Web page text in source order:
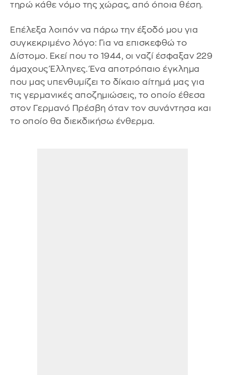
τηρώ κάθε νόμο της χώρας, από όποια θέση.
Επέλεξα λοιπόν να πάρω την έξοδό μου για
συγκεκριμένο λόγο: Για να επισκεφθώ το
Δίστομο. Εκεί που το 1944, οι ναζί έσφαξαν 229
άμαχους Έλληνες. Ένα αποτρόπαιο έγκλημα
που μας υπενθυμίζει το δίκαιο αίτημά μας για
τις γερμανικές αποζημιώσεις, το οποίο έθεσα
στον Γερμανό Πρέσβη όταν τον συνάντησα και
το οποίο θα διεκδικήσω ένθερμα.